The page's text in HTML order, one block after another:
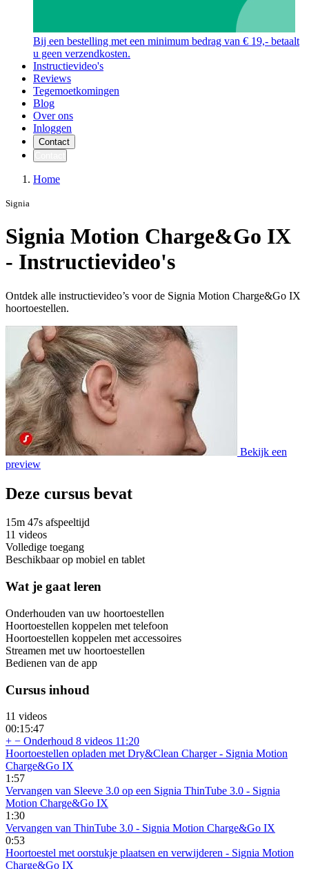
Bij een bestelling met een minimum bedrag van € 19,- betaalt
u geen verzendkosten.
Instructievideo's
Reviews
Tegemoetkomingen
Blog
Over ons
Inloggen
Contact
Home
Signia
Signia Motion Charge&Go IX
- Instructievideo's
Ontdek alle instructievideo’s voor de Signia Motion Charge&Go IX
hoortoestellen.
Bekijk een
preview
Deze cursus bevat
15m 47s afspeeltijd
11 videos
Volledige toegang
Beschikbaar op mobiel en tablet
Wat je gaat leren
Onderhouden van uw hoortoestellen
Hoortoestellen koppelen met telefoon
Hoortoestellen koppelen met accessoires
Streamen met uw hoortoestellen
Bedienen van de app
Cursus inhoud
11 videos
00:15:47
+ − Onderhoud 8 videos 11:20
Hoortoestellen opladen met Dry&Clean Charger - Signia Motion
Charge&Go IX
1:57
Vervangen van Sleeve 3.0 op een Signia ThinTube 3.0 - Signia
Motion Charge&Go IX
1:30
Vervangen van ThinTube 3.0 - Signia Motion Charge&Go IX
0:53
Hoortoestel met oorstukje plaatsen en verwijderen - Signia Motion
Charge&Go IX